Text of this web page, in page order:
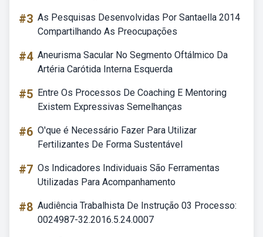
#3 As Pesquisas Desenvolvidas Por Santaella 2014
Compartilhando As Preocupações
#4 Aneurisma Sacular No Segmento Oftálmico Da
Artéria Carótida Interna Esquerda
#5 Entre Os Processos De Coaching E Mentoring
Existem Expressivas Semelhanças
#6 O'que é Necessário Fazer Para Utilizar
Fertilizantes De Forma Sustentável
#7 Os Indicadores Individuais São Ferramentas
Utilizadas Para Acompanhamento
#8 Audiência Trabalhista De Instrução 03 Processo:
0024987-32.2016.5.24.0007